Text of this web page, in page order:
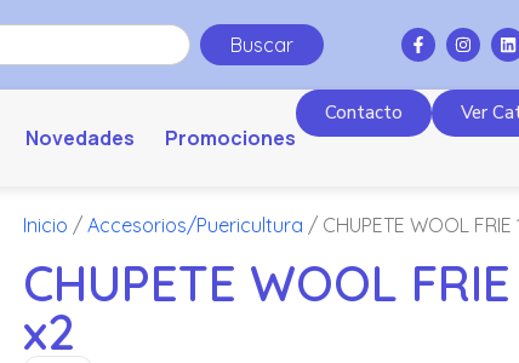
Buscar
Novedades Promociones
Contacto Ver
Inicio / Accesorios/Puericultura / CHUPETE WOOL FRIE
CHUPETE WOOL
x2